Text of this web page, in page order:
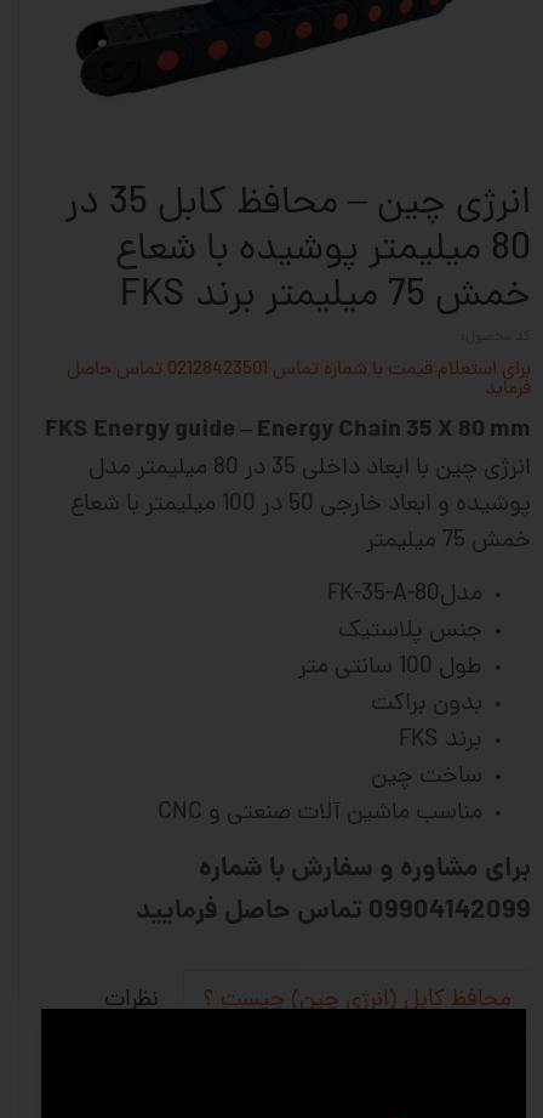
انرژی چین – محافظ کابل 35 در
80 میلیمتر پوشیده با شعاع
خمش 75 میلیمتر برند FKS
برای استعلام قیمت با شماره تماس 02128423501 تماس حاصل
فرماید
FKS Energy guide – Energy Chain 35 X 80 mm
انرژی چین با ابعاد داخلی 35 در 80 میلیمتر مدل
پوشیده و ابعاد خارجی 50 در 100 میلیمتر با شعاع
خمش 75 میلیمتر
مدلFK-35-A-80
جنس پلاستیک
طول 100 سانتی متر
بدون براکت
برند FKS
ساخت چین
مناسب ماشین آلات صنعتی و CNC
برای مشاوره و سفارش با شماره
09904142099 تماس حاصل فرمایید
محافظ کابل (انرژی چین) چیست ؟ نظرات